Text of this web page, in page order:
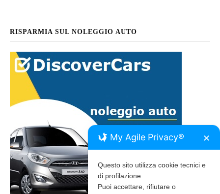
RISPARMIA SUL NOLEGGIO AUTO
My Agile Privacy® ✕
Questo sito utilizza cookie tecnici e
di profilazione.
Puoi accettare, rifiutare o